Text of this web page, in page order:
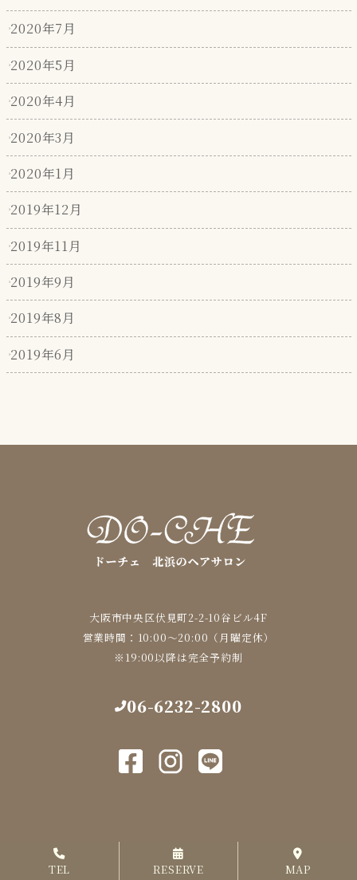
2020年7月
2020年5月
2020年4月
2020年3月
2020年1月
2019年12月
2019年11月
2019年9月
2019年8月
2019年6月
大阪市中央区伏見町2-2-10谷ビル4F
営業時間：10:00～20:00（月曜定休）
※19:00以降は完全予約制
06-6232-2800
TEL RESERVE MAP